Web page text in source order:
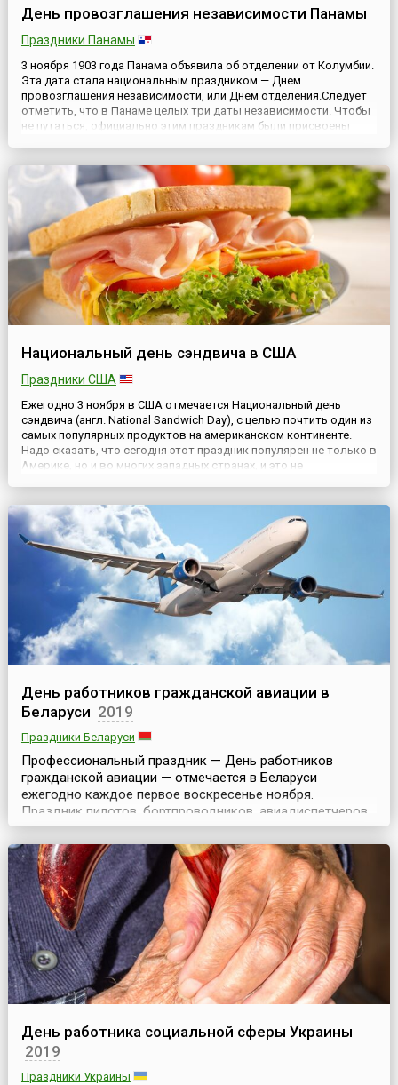
День провозглашения независимости Панамы
Праздники Панамы
3 ноября 1903 года Панама объявила об отделении от Колумбии.
Эта дата стала национальным праздником — Днем
провозглашения независимости, или Днем отделения.Следует
отметить, что в Панаме целых три даты независимости. Чтобы
не путаться, официально этим праздникам были присвоены
ноября...
Национальный день сэндвича в США
Праздники США
Ежегодно 3 ноября в США отмечается Национальный день
сэндвича (англ. National Sandwich Day), с целью почтить один из
самых популярных продуктов на американском континенте.
Надо сказать, что сегодня этот праздник популярен не только в
Америке, но и во многих западных странах, и это не
День работников гражданской авиации в
Беларуси 2019
Праздники Беларуси
Профессиональный праздник — День работников
гражданской авиации — отмечается в Беларуси
ежегодно каждое первое воскресенье ноября.
Праздник пилотов, бортпроводников, авиадиспетчеров,
инженеров утвержден официально и посвящен
важнейшей задаче гражданской авиации —
безопасности полетов, которая неразрывно связана с
человеческим фактором, и зависит во многом от
надежности авиатехники и профессион...
День работника социальной сферы Украины
2019
Праздники Украины